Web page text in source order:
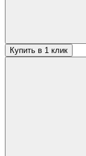
Купить в 1 клик